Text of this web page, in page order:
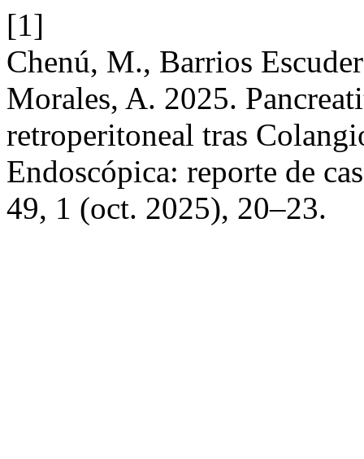
[1]
Chenú, M., Barrios
Morales, A. 2025.
retroperitoneal tras
Endoscópica: reporte de
49, 1 (oct. 2025), 20–23.